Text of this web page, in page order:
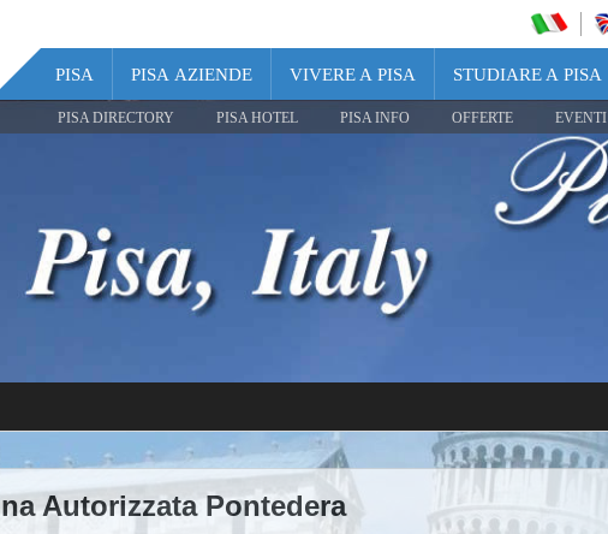
PISA PISA AZIENDE VIVERE A PISA STUDIARE A PISA
PISA DIRECTORY PISA HOTEL PISA INFO OFFERTE EVENTI
Autorizzata Pontedera